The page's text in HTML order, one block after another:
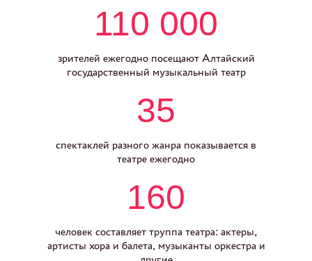
110 000
зрителей ежегодно посещают Алтайский
государственный музыкальный театр
35
спектаклей разного жанра показывается в
театре ежегодно
160
человек составляет труппа театра: актеры,
артисты хора и балета, музыканты оркестра и